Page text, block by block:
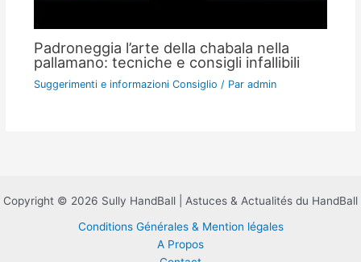
Padroneggia l’arte della chabala nella
pallamano: tecniche e consigli infallibili
Suggerimenti e informazioni Consiglio / Par admin
Copyright © 2026 Sully HandBall | Astuces & Actualités du HandBall
Conditions Générales & Mention légales
A Propos